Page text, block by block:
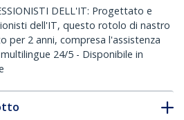
DELL'IT: Progettato e
dell'IT, questo rotolo di nastro
per 2 anni, compresa l'assistenza
24/5 - Disponibile in